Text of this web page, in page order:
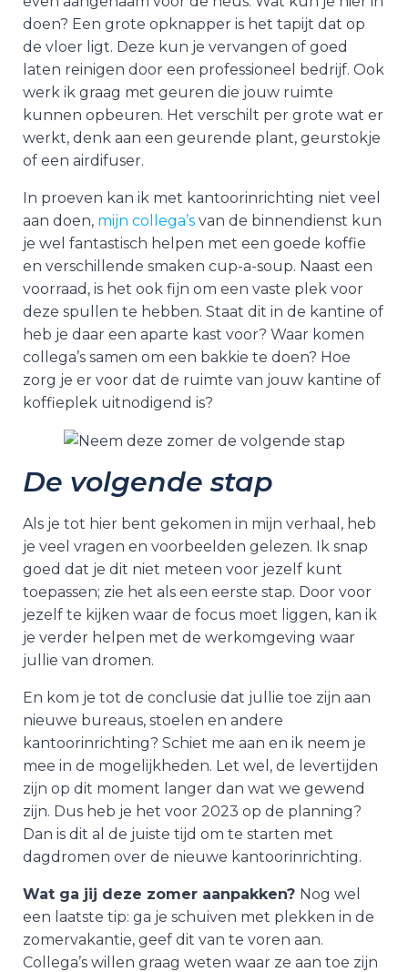
doen? Een grote opknapper is het tapijt dat op
de vloer ligt. Deze kun je vervangen of goed
laten reinigen door een professioneel bedrijf. Ook
werk ik graag met geuren die jouw ruimte
kunnen opbeuren. Het verschilt per grote wat er
werkt, denk aan een geurende plant, geurstokje
of een airdifuser.
In proeven kan ik met kantoorinrichting niet veel
aan doen, mijn collega’s van de binnendienst kun
je wel fantastisch helpen met een goede koffie
en verschillende smaken cup-a-soup. Naast een
voorraad, is het ook fijn om een vaste plek voor
deze spullen te hebben. Staat dit in de kantine of
heb je daar een aparte kast voor? Waar komen
collega’s samen om een bakkie te doen? Hoe
zorg je er voor dat de ruimte van jouw kantine of
koffieplek uitnodigend is?
De volgende stap
Als je tot hier bent gekomen in mijn verhaal, heb
je veel vragen en voorbeelden gelezen. Ik snap
goed dat je dit niet meteen voor jezelf kunt
toepassen; zie het als een eerste stap. Door voor
jezelf te kijken waar de focus moet liggen, kan ik
je verder helpen met de werkomgeving waar
jullie van dromen.
En kom je tot de conclusie dat jullie toe zijn aan
nieuwe bureaus, stoelen en andere
kantoorinrichting? Schiet me aan en ik neem je
mee in de mogelijkheden. Let wel, de levertijden
zijn op dit moment langer dan wat we gewend
zijn. Dus heb je het voor 2023 op de planning?
Dan is dit al de juiste tijd om te starten met
dagdromen over de nieuwe kantoorinrichting.
Wat ga jij deze zomer aanpakken? Nog wel
een laatste tip: ga je schuiven met plekken in de
zomervakantie, geef dit van te voren aan.
Collega’s willen graag weten waar ze aan toe zijn